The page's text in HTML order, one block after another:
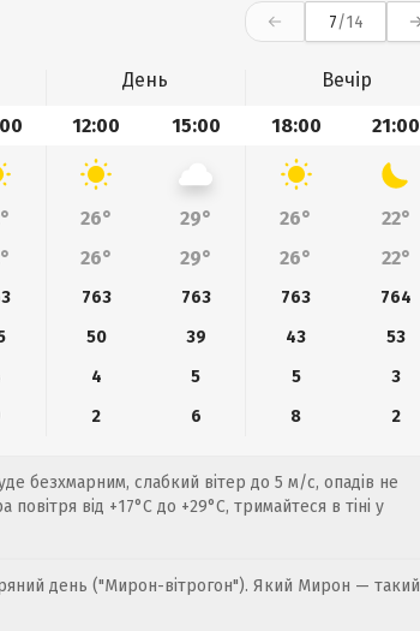
7/14
День
Вечір
12:00 15:00 18:00 21:00
26° 29° 26°
22°
26° 29° 26° 22°
763 763 763
764
50 39 43
53
4 5 5
3
2 6 8 2
безхмарним, слабкий вітер до 5 м/с, опадів не
від +17°C до +29°C, тримайтеся в тіні у
день ("Мирон-вітрогон"). Який Мирон — такий